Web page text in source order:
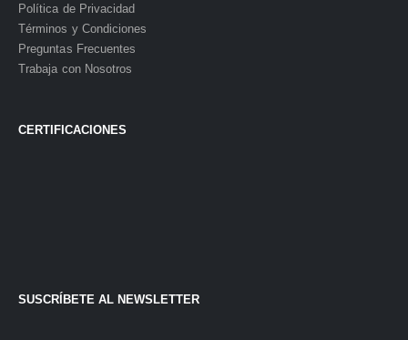
Política de Privacidad
Términos y Condiciones
Preguntas Frecuentes
Trabaja con Nosotros
CERTIFICACIONES
SUSCRÍBETE AL NEWSLETTER